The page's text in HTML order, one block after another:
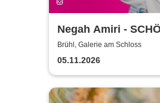
Negah Amiri -
Brühl, Galerie am Schloss
05.11.2026